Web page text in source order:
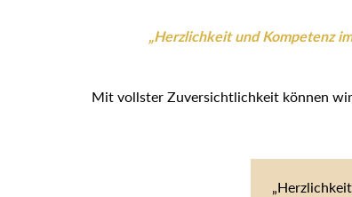
„Herzlichkeit und Kompetenz
Mit vollster Zuversichtlichkeit können